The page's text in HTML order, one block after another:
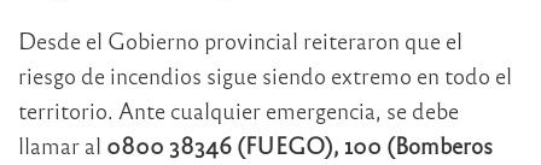
Desde el Gobierno provincial reiteraron que el
riesgo de incendios sigue siendo extremo en todo el
territorio. Ante cualquier emergencia, se debe
llamar al 0800 38346 (FUEGO), 100 (Bomberos